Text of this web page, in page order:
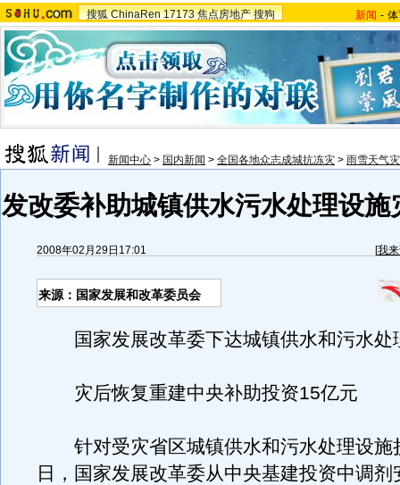
搜狐 ChinaRen 17173 焦点房地产 搜狗 新闻 -
新闻中心 > 国内新闻 > 全国各地众志成城抗冻灾 > 雨雪天气
发改委补助城镇供水污水处理设施
2008年02月29日17:01 [我
来源：国家发展和改革委员会
国家发展改革委下达城镇供水和污水处
灾后恢复重建中央补助投资15亿元
针对受灾省区城镇供水和污水处理设施
日，国家发展改革委从中央基建投资中调